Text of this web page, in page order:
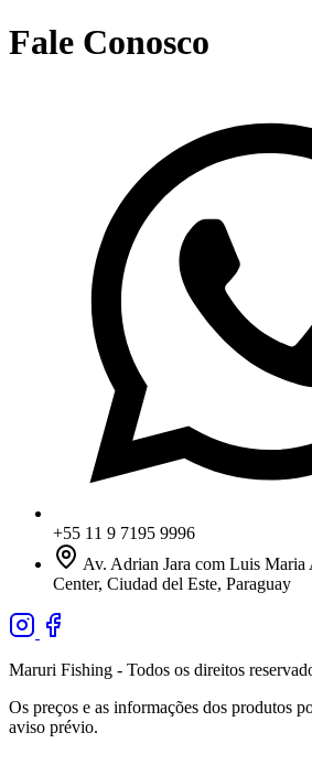
Fale Conosco
+55 11 9 7195 9996
Av. Adrian Jara com Luis Maria
Center, Ciudad del Este, Paraguay
Maruri Fishing - Todos os direitos
Os preços e as informações dos produtos
aviso prévio.